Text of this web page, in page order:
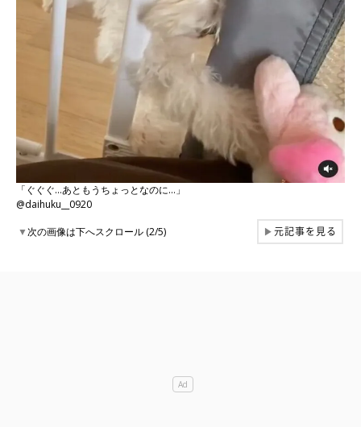
「ぐぐぐ…あともうちょっとなのに…」
@daihuku__0920
▼次の画像は下へスクロール (2/5) ▶元記事を見る